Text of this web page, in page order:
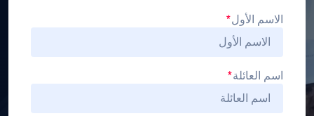
الاسم الأول*
اسم العائلة*